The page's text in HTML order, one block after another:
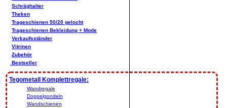
Schräghalter
Theken
Trageschienen 50/20 gelocht
Trageschienen Bekleidung + Mode
Verkaufsständer
Vitrinen
Zubehör
Bestseller
Tegometall Komplettregale:
Wandregale
Doppelgondeln
Wandschienen